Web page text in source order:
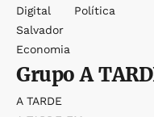
Digital
Salvador
Economia
Política
GrupoA
A TARDE